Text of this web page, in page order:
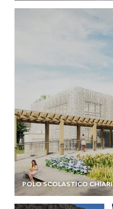
POLO SCOLASTICO CHIARI